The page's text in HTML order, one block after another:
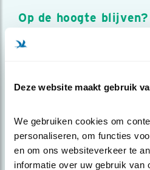
Deze website maakt gebruik
We gebruiken cookies om
personaliseren, om functies
en om ons websiteverkeer te
informatie over uw gebruik van
Op de hoogte blijven?
Meld je aan en ontvang
over vogels en activiteiten van